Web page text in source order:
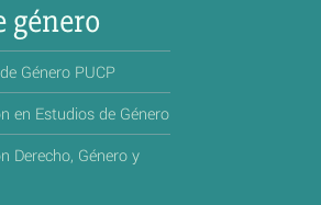
género
Género PUCP
en Estudios de Género
Derecho, Género y